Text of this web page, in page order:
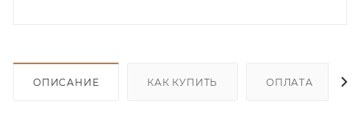
ОПИСАНИЕ КАК КУПИТЬ ОПЛАТА